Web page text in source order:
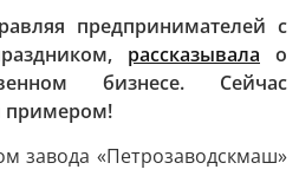
предпринимателей с
рассказывала о
бизнесе. Сейчас
примером!
завода «Петрозаводскмаш»